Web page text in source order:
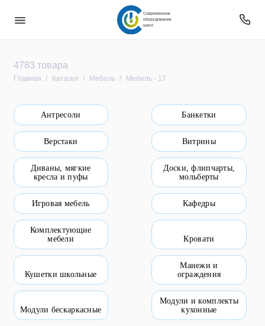
Современное
оборудование
школ
4783 товара
Главная Каталог Мебель Мебель - 17
Безопасность
Интерактивное оборудование
Компьютерное и цифровое оборудование
Мебель
Оборудование для овз
Оборудование уличное и для прилегающей
территории
Пищевое оборудование и инвентарь
Робототехника
Антресоли Банкетки
Верстаки Витрины
Диваны, мягкие
кресла и пуфы
Доски, флипчарты,
мольберты
Игровая мебель Кафедры
Комплектующие
мебели
Кровати
Кушетки школьные
Манежи и
ограждения
Модули бескаркасные
Модули и комплекты
кухонные